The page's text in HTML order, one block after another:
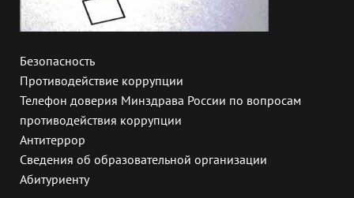
Безопасность
Противодействие коррупции
Телефон доверия Минздрава России по вопросам
противодействия коррупции
Антитеррор
Сведения об образовательной организации
Абитуриенту